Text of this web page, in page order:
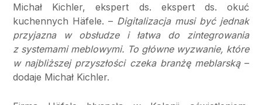
Michał Kichler, ekspert ds. ekspert ds. okuć
kuchennych Häfele. – Digitalizacja musi być jednak
przyjazna w obsłudze i łatwa do zintegrowania
z systemami meblowymi. To główne wyzwanie, które
w najbliższej przyszłości czeka branżę meblarską–
dodaje Michał Kichler.